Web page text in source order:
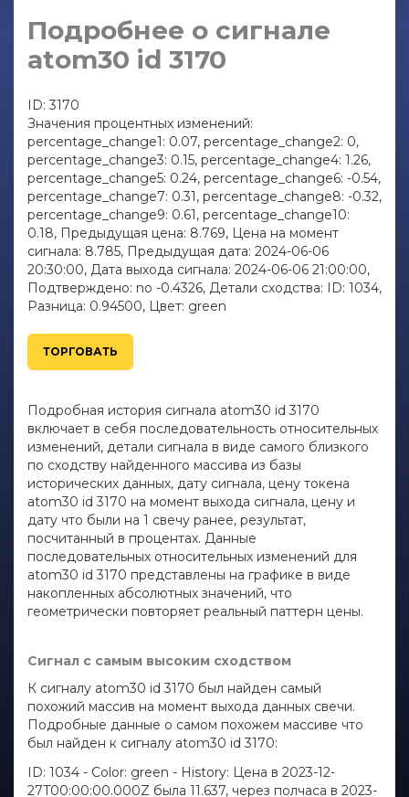
Подробнее о сигнале
atom30 id 3170
ID: 3170
Значения процентных изменений:
percentage_change1: 0.07, percentage_change2: 0,
percentage_change3: 0.15, percentage_change4: 1.26,
percentage_change5: 0.24, percentage_change6: -0.54,
percentage_change7: 0.31, percentage_change8: -0.32,
percentage_change9: 0.61, percentage_change10:
0.18, Предыдущая цена: 8.769, Цена на момент
сигнала: 8.785, Предыдущая дата: 2024-06-06
20:30:00, Дата выхода сигнала: 2024-06-06 21:00:00,
Подтверждено: no -0.4326, Детали сходства: ID: 1034,
Разница: 0.94500, Цвет: green
ТОРГОВАТЬ
Подробная история сигнала atom30 id 3170
включает в себя последовательность относительных
изменений, детали сигнала в виде самого близкого
по сходству найденного массива из базы
исторических данных, дату сигнала, цену токена
atom30 id 3170 на момент выхода сигнала, цену и
дату что были на 1 свечу ранее, результат,
посчитанный в процентах. Данные
последовательных относительных изменений для
atom30 id 3170 представлены на графике в виде
накопленных абсолютных значений, что
геометрически повторяет реальный паттерн цены.
Сигнал с самым высоким сходством
К сигналу atom30 id 3170 был найден самый
похожий массив на момент выхода данных свечи.
Подробные данные о самом похожем массиве что
был найден к сигналу atom30 id 3170:
ID: 1034 - Color: green - History: Цена в 2023-12-
27T00:00:00.000Z была 11.637, через полчаса в 2023-